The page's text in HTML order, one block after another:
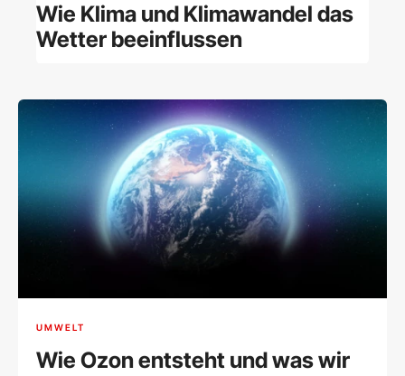
Wie Klima und Klimawandel das
Wetter beeinflussen
UMWELT
Wie Ozon entsteht und was wir